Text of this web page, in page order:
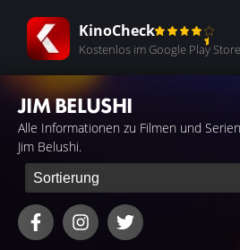
KinoCheck
Kostenlos im Google Play Store
JIM BELUSHI
Alle Informationen zu Filmen und
Jim Belushi.